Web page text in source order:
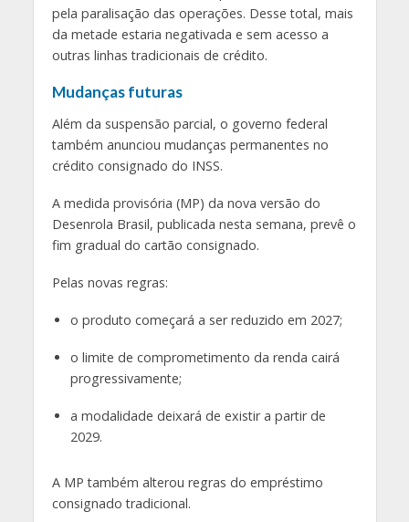
pela paralisação das operações. Desse total, mais
da metade estaria negativada e sem acesso a
outras linhas tradicionais de crédito.
Mudanças futuras
Além da suspensão parcial, o governo federal
também anunciou mudanças permanentes no
crédito consignado do INSS.
A medida provisória (MP) da nova versão do
Desenrola Brasil, publicada nesta semana, prevê o
fim gradual do cartão consignado.
Pelas novas regras:
o produto começará a ser reduzido em 2027;
o limite de comprometimento da renda cairá
progressivamente;
a modalidade deixará de existir a partir de
2029.
A MP também alterou regras do empréstimo
consignado tradicional.